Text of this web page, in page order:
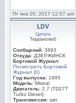
Пт янв 20, 2017 12:57 am
LDV
Цитата
Терранолюб
Сообщений: 3893
Откуда: ДЗЕРЖИНСК
Бортовой Журнал:
Посмотреть Бортовой
Журнал (0)
Год выпуска: 1995
Модель: Mistral
Двигатель: 2.7 (TD27T
Turbo Diesel)
Трансмиссия: авт.